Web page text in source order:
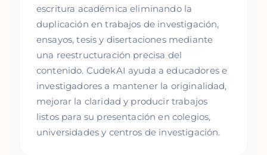
escritura académica eliminando la
duplicación en trabajos de investigación,
ensayos, tesis y disertaciones mediante
una reestructuración precisa del
contenido. CudekAI ayuda a educadores e
investigadores a mantener la originalidad,
mejorar la claridad y producir trabajos
listos para su presentación en colegios,
universidades y centros de investigación.